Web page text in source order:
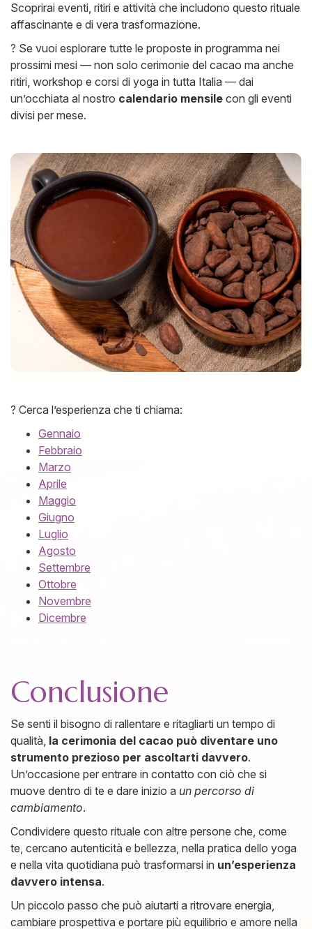
Scoprirai eventi, ritiri e attività che includono questo rituale
affascinante e di vera trasformazione.
? Se vuoi esplorare tutte le proposte in programma nei
prossimi mesi — non solo cerimonie del cacao ma anche
ritiri, workshop e corsi di yoga in tutta Italia — dai
un’occhiata al nostro calendario mensile con gli eventi
divisi per mese.
? Cerca l’esperienza che ti chiama:
​Gennaio​
​Febbraio​
​Marzo​
​Aprile​
​Maggio​
​Giugno​
​Luglio​
​Agosto​
​Settembre​
​Ottobre​
​Novembre​
​Dicembre
Conclusione
Se senti il bisogno di rallentare e ritagliarti un tempo di
qualità, la cerimonia del cacao può diventare uno
strumento prezioso per ascoltarti davvero.
Un’occasione per entrare in contatto con ciò che si
muove dentro di te e dare inizio a un percorso di
cambiamento.
Condividere questo rituale con altre persone che, come
te, cercano autenticità e bellezza, nella pratica dello yoga
e nella vita quotidiana può trasformarsi in un’esperienza
davvero intensa.
Un piccolo passo che può aiutarti a ritrovare energia,
cambiare prospettiva e portare più equilibrio e amore nella